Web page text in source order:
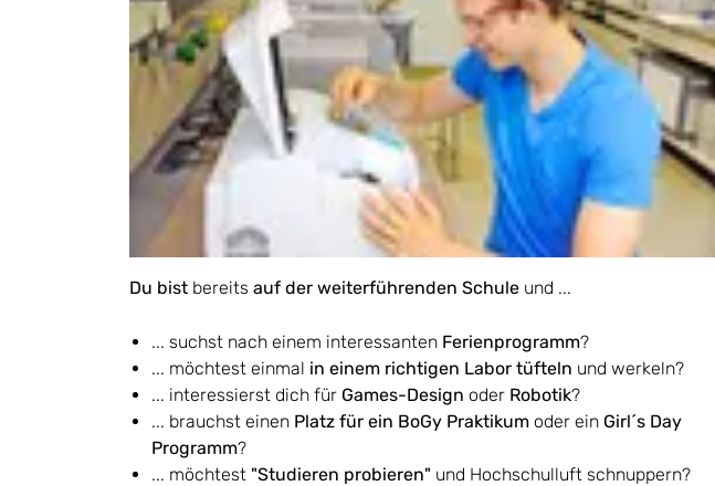
Du bist bereits auf der weiterführenden Schule und ...
... suchst nach einem interessanten Ferienprogramm?
... möchtest einmal in einem richtigen Labor tüfteln und werkeln?
... interessierst dich für Games-Design oder Robotik?
... brauchst einen Platz für ein BoGy Praktikum oder ein Girl´s Day
Programm?
... möchtest "Studieren probieren" und Hochschulluft schnuppern?